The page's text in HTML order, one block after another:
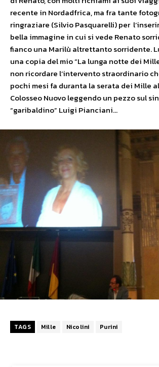
recente in Nordadfrica, ma fra tante
ringraziare (Silvio Pasquarelli) per
bella immagine in cui si vede Renato
fianco una Marilù altrettanto sorridente.
una copia del mio “La lunga notte dei
non ricordare l’intervento straordinario
pochi mesi fa duranta la serata dei Mille
Colosseo Nuovo leggendo un pezzo sul
“garibaldino” Luigi Pianciani…
TAGS Mille Nicolini Purini